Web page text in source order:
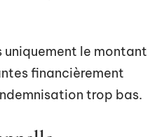
uniquement le montant
financièrement
trop bas.